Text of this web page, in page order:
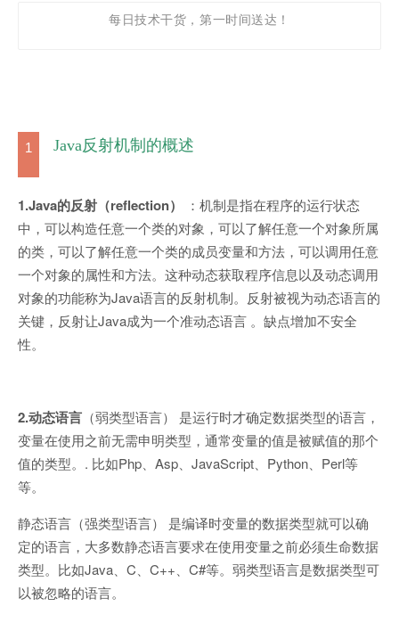
每日技术干货，第一时间送达！
1 Java反射机制的概述
1.Java的反射（reflection）
：机制是指在程序的运行状态
中，可以构造任意一个类的对象，可以了解任意一个对象所属
的类，可以了解任意一个类的成员变量和方法，可以调用任意
一个对象的属性和方法。这种动态获取程序信息以及动态调用
对象的功能称为Java语言的反射机制。反射被视为动态语言的
关键，反射让Java成为一个准动态语言 。缺点增加不安全
性。
2.动态语言 （弱类型语言） 是运行时才确定数据类型的语言，
变量在使用之前无需申明类型，通常变量的值是被赋值的那个
值的类型。. 比如Php、Asp、JavaScript、Python、Perl等
等。
静态语言（强类型语言） 是编译时变量的数据类型就可以确
定的语言，大多数静态语言要求在使用变量之前必须生命数据
类型。比如Java、C、C++、C#等。弱类型语言是数据类型可
以被忽略的语言。